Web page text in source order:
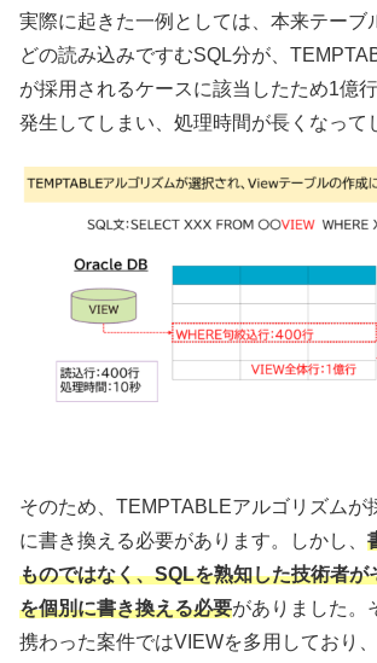
実際に起きた一例としては、本来テーブ
どの読み込みですむSQL分が、
が採用されるケースに該当したため1億
発生してしまい、処理時間が長くなって
そのため、TEMPTABLEアルゴリズムが
に書き換える必要があります。しかし、
ものではなく、SQLを熟知した技術者が
を個別に書き換える必要がありました。
携わった案件ではVIEWを多用しており